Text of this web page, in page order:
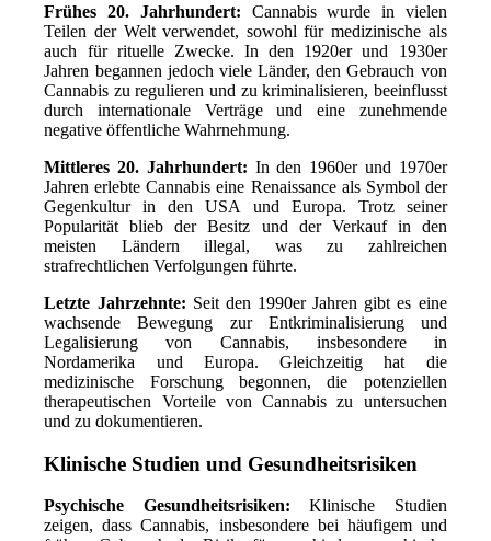
Frühes 20. Jahrhundert: Cannabis wurde in vielen
Teilen der Welt verwendet, sowohl für medizinische als
auch für rituelle Zwecke. In den 1920er und 1930er
Jahren begannen jedoch viele Länder, den Gebrauch von
Cannabis zu regulieren und zu kriminalisieren, beeinflusst
durch internationale Verträge und eine zunehmende
negative öffentliche Wahrnehmung.
Mittleres 20. Jahrhundert: In den 1960er und 1970er
Jahren erlebte Cannabis eine Renaissance als Symbol der
Gegenkultur in den USA und Europa. Trotz seiner
Popularität blieb der Besitz und der Verkauf in den
meisten Ländern illegal, was zu zahlreichen
strafrechtlichen Verfolgungen führte.
Letzte Jahrzehnte: Seit den 1990er Jahren gibt es eine
wachsende Bewegung zur Entkriminalisierung und
Legalisierung von Cannabis, insbesondere in
Nordamerika und Europa. Gleichzeitig hat die
medizinische Forschung begonnen, die potenziellen
therapeutischen Vorteile von Cannabis zu untersuchen
und zu dokumentieren.
Klinische Studien und Gesundheitsrisiken
Psychische Gesundheitsrisiken: Klinische Studien
zeigen, dass Cannabis, insbesondere bei häufigem und